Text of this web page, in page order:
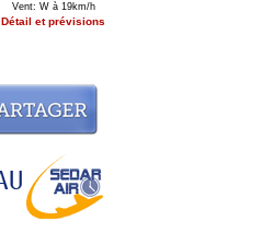
Vent: W à 19km/h
Détail et prévisions